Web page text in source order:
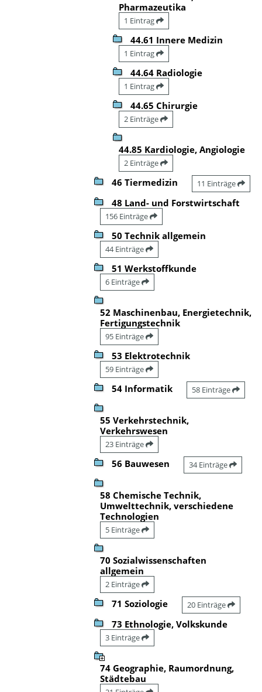
Pharmazeutika
1 Eintrag
44.61 Innere Medizin
1 Eintrag
44.64 Radiologie
1 Eintrag
44.65 Chirurgie
2 Einträge
44.85 Kardiologie, Angiologie
2 Einträge
46 Tiermedizin 11 Einträge
48 Land- und Forstwirtschaft
156 Einträge
50 Technik allgemein
44 Einträge
51 Werkstoffkunde
6 Einträge
52 Maschinenbau, Energietechnik,
Fertigungstechnik
95 Einträge
53 Elektrotechnik
59 Einträge
54 Informatik 58 Einträge
55 Verkehrstechnik,
Verkehrswesen
23 Einträge
56 Bauwesen 34 Einträge
58 Chemische Technik,
Umwelttechnik, verschiedene
Technologien
5 Einträge
70 Sozialwissenschaften
allgemein
2 Einträge
71 Soziologie 20 Einträge
73 Ethnologie, Volkskunde
3 Einträge
74 Geographie, Raumordnung,
Städtebau